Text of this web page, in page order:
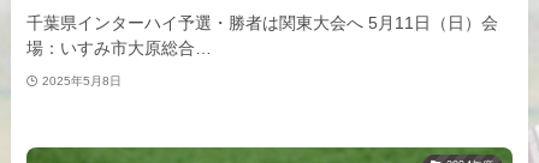
千葉県インターハイ予選・勝者は関東大会へ 5月11日（日）会
場：いすみ市大原総合…
2025年5月8日